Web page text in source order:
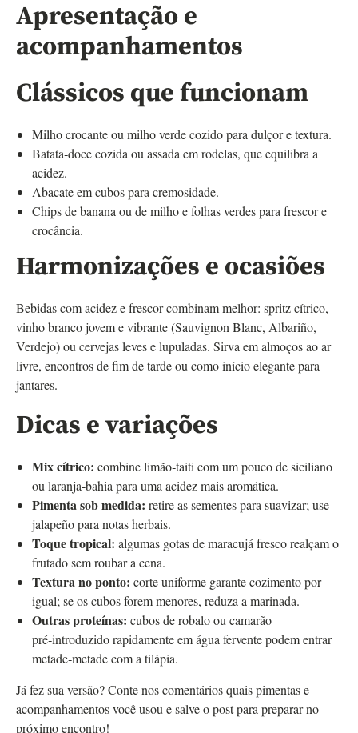
Apresentação e
acompanhamentos
Clássicos que funcionam
Milho crocante ou milho verde cozido para dulçor e textura.
Batata‑doce cozida ou assada em rodelas, que equilibra a
acidez.
Abacate em cubos para cremosidade.
Chips de banana ou de milho e folhas verdes para frescor e
crocância.
Harmonizações e ocasiões
Bebidas com acidez e frescor combinam melhor: spritz cítrico,
vinho branco jovem e vibrante (Sauvignon Blanc, Albariño,
Verdejo) ou cervejas leves e lupuladas. Sirva em almoços ao ar
livre, encontros de fim de tarde ou como início elegante para
jantares.
Dicas e variações
Mix cítrico: combine limão‑taiti com um pouco de siciliano
ou laranja‑bahia para uma acidez mais aromática.
Pimenta sob medida: retire as sementes para suavizar; use
jalapeño para notas herbais.
Toque tropical: algumas gotas de maracujá fresco realçam o
frutado sem roubar a cena.
Textura no ponto: corte uniforme garante cozimento por
igual; se os cubos forem menores, reduza a marinada.
Outras proteínas: cubos de robalo ou camarão
pré‑introduzido rapidamente em água fervente podem entrar
metade‑metade com a tilápia.
Já fez sua versão? Conte nos comentários quais pimentas e
acompanhamentos você usou e salve o post para preparar no
próximo encontro!